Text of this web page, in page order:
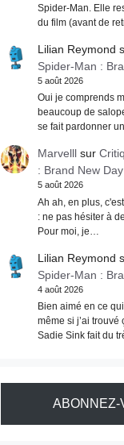
Spider-Man. Elle
du film (avant de
Lilian Reymond
Spider-Man :
5 août 2026
Oui je comprends
beaucoup de
se fait pardonner
Marvelllsur
: Brand New Day
5 août 2026
Ah ah, en plus,
: ne pas hésiter à
Pour moi, je…
Lilian Reymond
Spider-Man :
4 août 2026
Bien aimé en ce
même si j’ai trouvé
Sadie Sink fait du
ABONNEZ-